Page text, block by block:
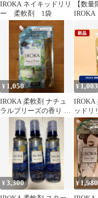
IROKA ネイキッドリリ
ー 柔軟剤 1袋
【数
IROKA
¥ 1,050
IROKA 柔軟剤 ナチュ
ラルブリーズの香り つ
めかえ用 特大 廃盤品
¥1,003
IROKA
ッドリ
かえ用
¥3,300 ¥1,980